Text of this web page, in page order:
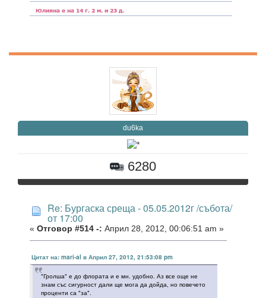
du6ka
6280
Re: Бургаска среща - 05.05.2012г /събота/
от 17:00
« Отговор #514 -: Април 28, 2012, 00:06:51 am »
Цитат на: mari-al в Април 27, 2012, 21:53:08 pm
"Гролша" е до флората и е мн. удобно. Аз все още не
знам със сигурност дали ще мога да дойда, но повечето
проценти са "за".